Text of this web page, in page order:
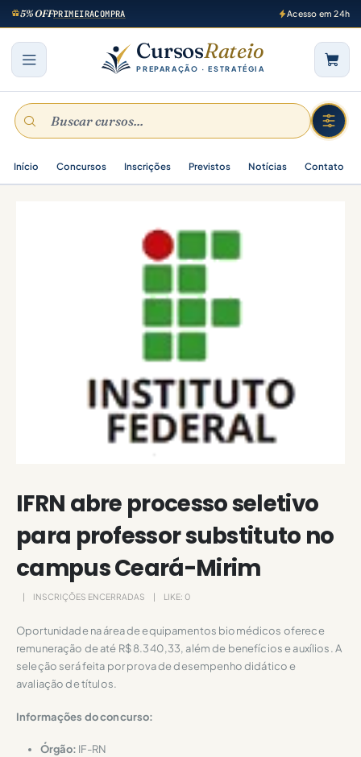
5% OFFPRIMEIRACOMPRA Acesso em 24h
CursosRateio
PREPARAÇÃO · ESTRATÉGIA
Início Concursos Inscrições Previstos Notícias Contato
IFRN abre processo seletivo
para professor substituto no
campus Ceará-Mirim
INSCRIÇÕES ENCERRADAS LIKE: 0
Oportunidade na área de equipamentos biomédicos oferece
remuneração de até R$ 8.340,33, além de benefícios e auxílios. A
seleção será feita por prova de desempenho didático e
avaliação de títulos.
Informações do concurso:
Órgão: IF-RN